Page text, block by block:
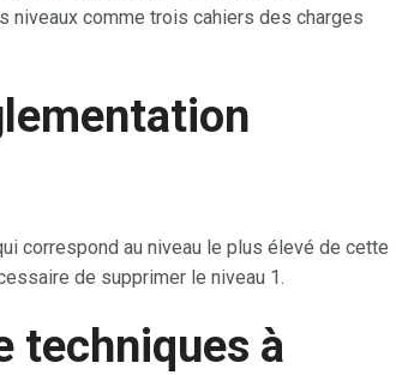
niveaux comme trois cahiers des charges
correspond au niveau le plus élevé de cette
de supprimer le niveau 1.
techniques à